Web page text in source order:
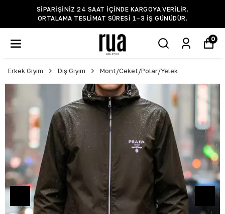
SIPARIŞINIZ 24 SAAT IÇINDE KARGOYA VERILIR.
ORTALAMA TESLIMAT SÜRESI 1–3 IŞ GÜNÜDÜR.
0
Erkek Giyim Dış Giyim Mont/Ceket/Polar/Yelek